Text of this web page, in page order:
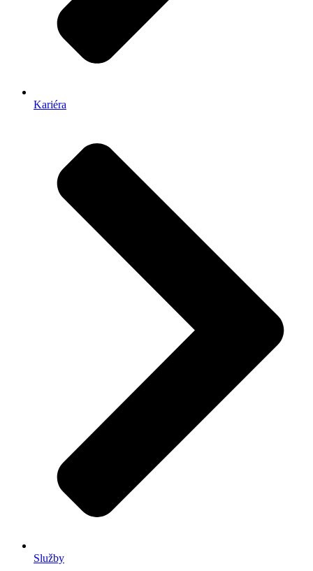
Kariéra
Služby